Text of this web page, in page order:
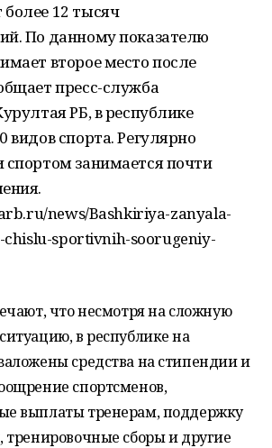
12 тысяч
По данному показателю
второе место после
пресс-служба
РБ, в республике
видов спорта. Регулярно
спортом занимается почти
news/Bashkiriya-zanyala-
chislu-sportivnih-soorugeniy-
что несмотря на сложную
в республике на
средства на стипендии и
спортсменов,
выплаты тренерам, поддержку
тренировочные сборы и другие